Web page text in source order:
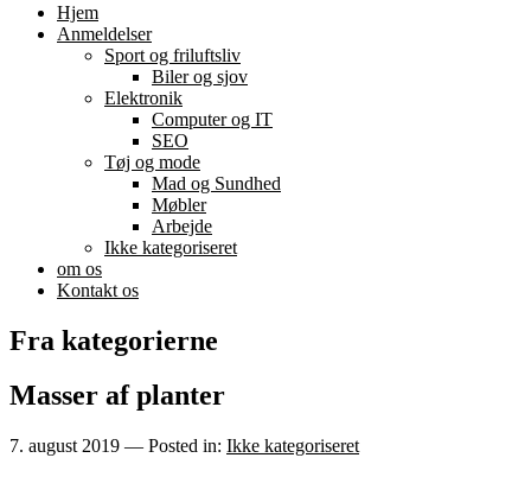
Hjem
Anmeldelser
Sport og friluftsliv
Biler og sjov
Elektronik
Computer og IT
SEO
Tøj og mode
Mad og Sundhed
Møbler
Arbejde
Ikke kategoriseret
om os
Kontakt os
Fra kategorierne
Masser af planter
7. august 2019 — Posted in: Ikke kategoriseret